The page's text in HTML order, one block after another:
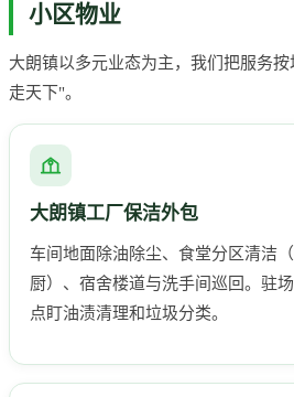
小区物业
大朗镇以多元业态为主，我们把服务
走天下"。
大朗镇工厂保洁外包
车间地面除油除尘、食堂分区清洁
厨）、宿舍楼道与洗手间巡回。驻
点盯油渍清理和垃圾分类。